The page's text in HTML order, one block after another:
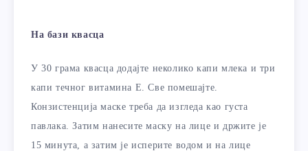
На бази квасца
У 30 грама квасца додајте неколико капи млека и три
капи течног витамина Е. Све помешајте.
Конзистенција маске треба да изгледа као густа
павлака. Затим нанесите маску на лице и држите је
15 минута, а затим је исперите водом и на лице